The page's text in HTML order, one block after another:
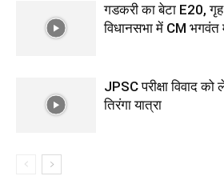
गडकरी का बेटा E20,
विधानसभा में CM
JPSC परीक्षा विवाद
तिरंगा यात्रा